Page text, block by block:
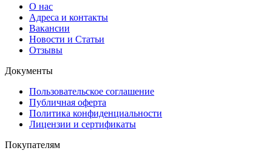
О нас
Адреса и контакты
Вакансии
Новости и Статьи
Отзывы
Документы
Пользовательское соглашение
Публичная оферта
Политика конфиденциальности
Лицензии и сертификаты
Покупателям